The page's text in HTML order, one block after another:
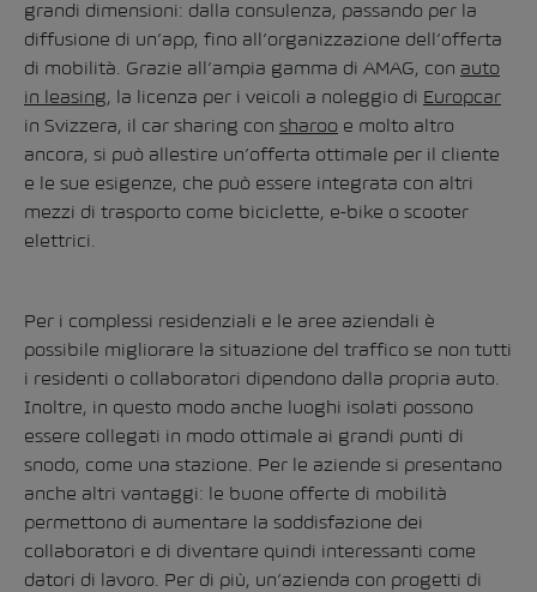
grandi dimensioni: dalla consulenza, passando per la
diffusione di un’app, fino all’organizzazione dell’offerta
di mobilità. Grazie all’ampia gamma di AMAG, con auto
in leasing, la licenza per i veicoli a noleggio di Europcar
in Svizzera, il car sharing con sharoo e molto altro
ancora, si può allestire un’offerta ottimale per il cliente
e le sue esigenze, che può essere integrata con altri
mezzi di trasporto come biciclette, e-bike o scooter
elettrici.
Per i complessi residenziali e le aree aziendali è
possibile migliorare la situazione del traffico se non tutti
i residenti o collaboratori dipendono dalla propria auto.
Inoltre, in questo modo anche luoghi isolati possono
essere collegati in modo ottimale ai grandi punti di
snodo, come una stazione. Per le aziende si presentano
anche altri vantaggi: le buone offerte di mobilità
permettono di aumentare la soddisfazione dei
collaboratori e di diventare quindi interessanti come
datori di lavoro. Per di più, un’azienda con progetti di